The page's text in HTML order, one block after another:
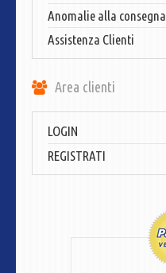
Anomalie alla consegna
Assistenza Clienti
Area clienti
LOGIN
REGISTRATI